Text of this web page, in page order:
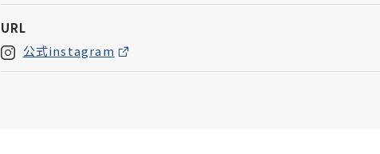
URL
公式instagram